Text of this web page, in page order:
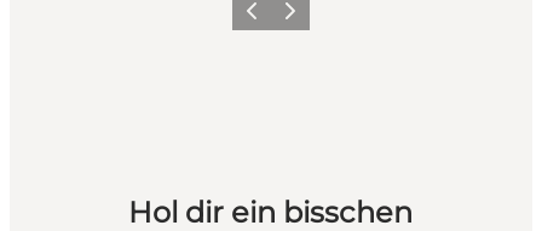
ZurückWeiter
Hol dir ein bisschen